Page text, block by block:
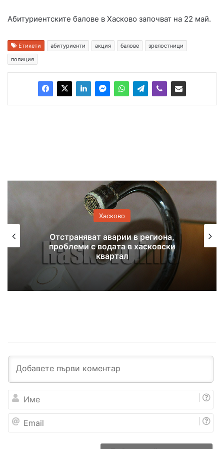
Абитуриентските балове в Хасково започват на 22 май.
Етикети абитуриенти акция балове
зрелостници
полиция
Хасково
Отстраняват аварии в региона,
проблеми с водата в хасковски
квартал
е
a